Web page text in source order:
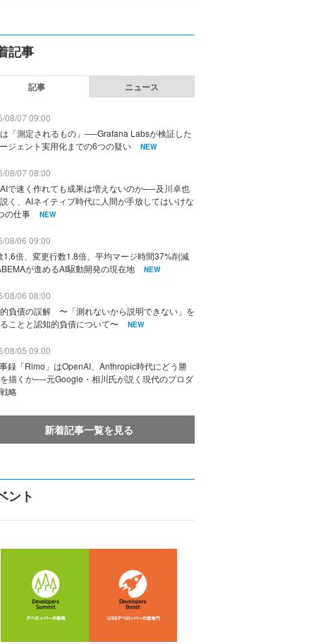
記事
記事 ニュース
08/07 09:00
「測定されるもの」──Grafana Labsが検証した
ジェント実用化までの6つの疑い
NEW
08/07 08:00
で速く作れても成果は増えないのか──及川卓也
く、AIネイティブ時代に人間が手放してはいけな
の仕事
NEW
08/06 09:00
1.6倍、変更行数1.8倍、平均マージ時間37%削減
が進めるAI駆動開発の現在地
NEW
08/06 08:00
負債の誤解 〜「測れないから説明できない」を
ことと認知的負債について〜
NEW
08/05 09:00
録「Rimo」はOpenAI、Anthropic時代にどう勝
描くか──元Google・相川氏が説く現代のプロダ
略
新着記事一覧を見る
ント